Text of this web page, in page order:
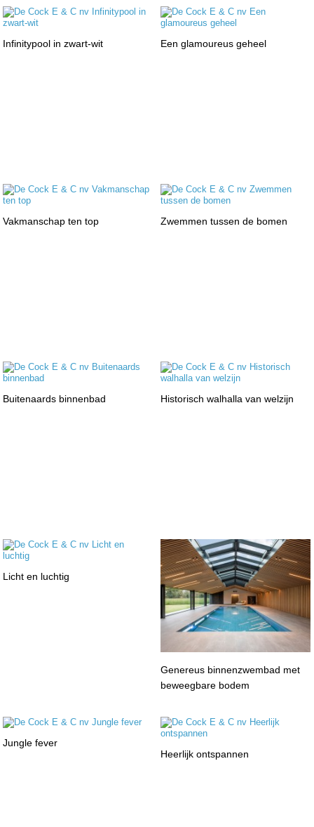
Infinitypool in zwart-wit Een glamoureus geheel
Vakmanschap ten top Zwemmen tussen de bomen
Buitenaards binnenbad Historisch walhalla van welzijn
Licht en luchtig
Genereus binnenzwembad met
beweegbare bodem
Jungle fever
Heerlijk ontspannen